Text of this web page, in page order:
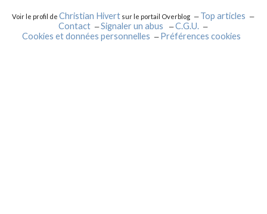
Voir le profil deChristian Hivert sur le portail Overblog
Top articles
Contact
Signaler un abus
C.G.U.
Cookies et données personnelles
Préférences cookies